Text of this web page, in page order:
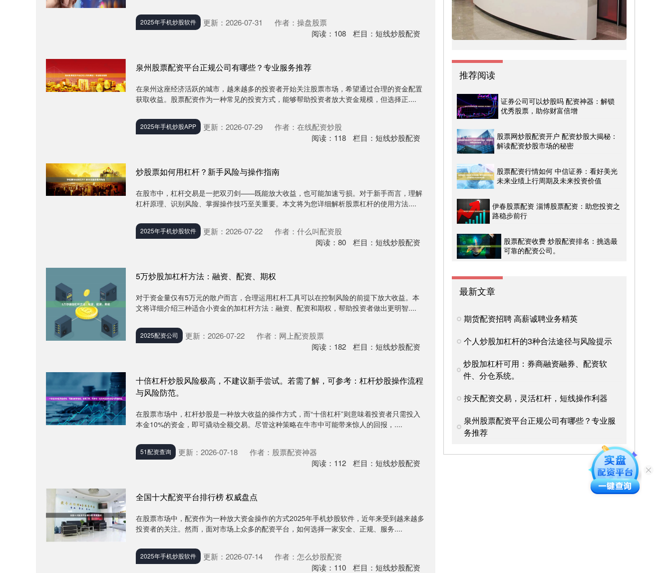
2025年手机炒股软件 更新：2026-07-31
作者：操盘股票
阅读： 108 栏目： 短线炒股配资
泉州股票配资平台正规公司有哪些？专业服务推荐
在泉州这座经济活跃的城市，越来越多的投资者开始关注股票市场，希望通过合理的资金配置
获取收益。股票配资作为一种常见的投资方式，能够帮助投资者放大资金规模，但选择正....
2025年手机炒股APP 更新：2026-07-29
作者：在线配资炒股
阅读： 118 栏目： 短线炒股配资
炒股票如何用杠杆？新手风险与操作指南
在股市中，杠杆交易是一把双刃剑——既能放大收益，也可能加速亏损。对于新手而言，理解
杠杆原理、识别风险、掌握操作技巧至关重要。本文将为您详细解析股票杠杆的使用方法....
2025年手机炒股软件 更新：2026-07-22
作者：什么叫配资股
阅读： 80 栏目： 短线炒股配资
5万炒股加杠杆方法：融资、配资、期权
对于资金量仅有5万元的散户而言，合理运用杠杆工具可以在控制风险的前提下放大收益。本
文将详细介绍三种适合小资金的加杠杆方法：融资、配资和期权，帮助投资者做出更明智....
2025配资公司 更新：2026-07-22
作者：网上配资股票
阅读： 182 栏目： 短线炒股配资
十倍杠杆炒股风险极高，不建议新手尝试。若需了解，可参考：杠杆炒股操作流程
与风险防范。
在股票市场中，杠杆炒股是一种放大收益的操作方式，而“十倍杠杆”则意味着投资者只需投入
本金10%的资金，即可撬动全额交易。尽管这种策略在牛市中可能带来惊人的回报，....
51配资查询 更新：2026-07-18
作者：股票配资神器
阅读： 112 栏目： 短线炒股配资
全国十大配资平台排行榜 权威盘点
在股票市场中，配资作为一种放大资金操作的方式2025年手机炒股软件，近年来受到越来越多
投资者的关注。然而，面对市场上众多的配资平台，如何选择一家安全、正规、服务....
2025年手机炒股软件 更新：2026-07-14
作者：怎么炒股配资
阅读： 110 栏目： 短线炒股配资
推荐阅读
证券公司可以炒股吗 配资神器：解锁
优秀股票，助你财富倍增
股票网炒股配资开户 配资炒股大揭秘：
解读配资炒股市场的秘密
股票配资行情如何 中信证券：看好美光
未来业绩上行周期及未来投资价值
伊春股票配资 淄博股票配资：助您投资之
路稳步前行
股票配资收费 炒股配资排名：挑选最
可靠的配资公司。
最新文章
期货配资招聘 高薪诚聘业务精英
个人炒股加杠杆的3种合法途径与风险提示
炒股加杠杆可用：券商融资融券、配资软
件、分仓系统。
按天配资交易，灵活杠杆，短线操作利器
泉州股票配资平台正规公司有哪些？专业服
务推荐